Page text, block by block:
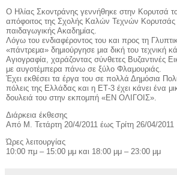
Ο Ηλίας Σκοντράνης γεννήθηκε στην Κορυτσά το
απόφοιτος της Σχολής Καλών Τεχνών Κορυτσάς
παιδαγωγικής Ακαδημίας.
Λόγω του ενδιαφέροντος του και προς τη
«πάντρεμα» δημιούργησε μια δική του τεχνική
Αγιογραφία, χαράζοντας σύνθετες Βυζαντινές
με αυγοτέμπερα πάνω σε ξύλο Φλαμουριάς.
Έχει εκθέσει τα έργα του σε πολλά Δημόσια
πόλεις της Ελλάδας και η ΕΤ-3 έχει κάνει ένα
δουλειά του στην εκπομπή «ΕΝ ΟΛΙΓΟΙΣ».
Διάρκεια έκθεσης
Από Μ. Τετάρτη 20/4/2011 έως Τρίτη 26/04/2011
Ώρες λειτουργίας
10:00 πμ – 15:00 μμ και 18:00 μμ – 23:00 μμ